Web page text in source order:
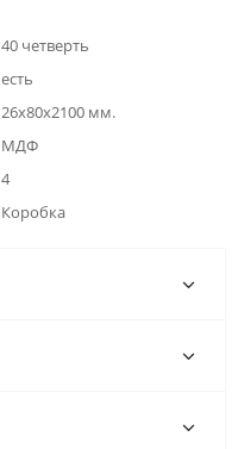
40 четверть
есть
26x80x2100 мм.
МДФ
4
Коробка